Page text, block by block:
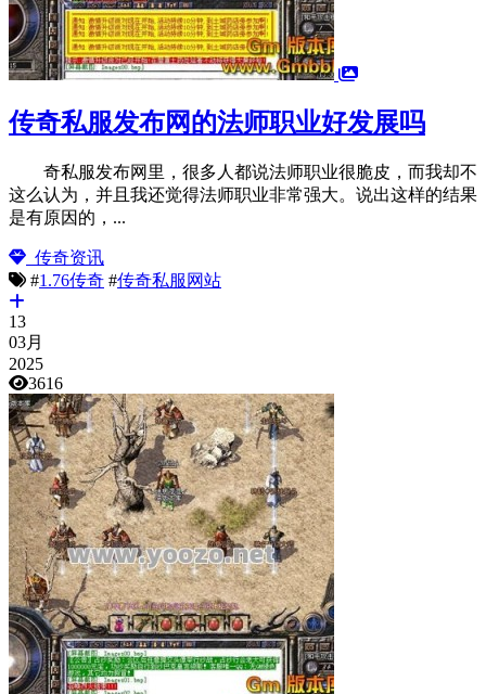
传奇私服发布网的法师职业好发展吗
奇私服发布网里，很多人都说法师职业很脆皮，而我却不
这么认为，并且我还觉得法师职业非常强大。说出这样的结果
是有原因的，...
传奇资讯
#1.76传奇 #传奇私服网站
13
03月
2025
3616